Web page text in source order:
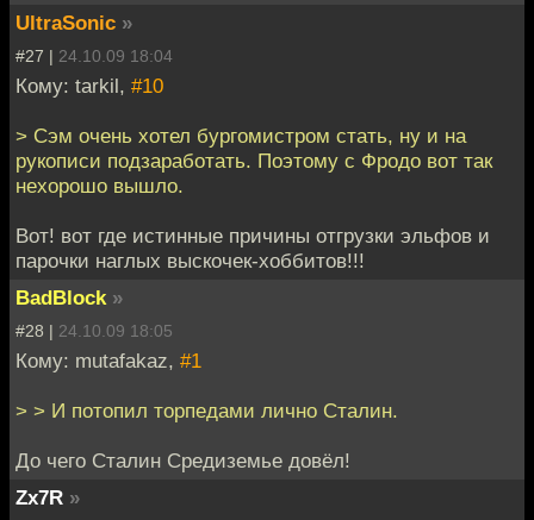
UltraSonic »
#27 | 24.10.09 18:04
Кому: tarkil, #10
> Сэм очень хотел бургомистром стать, ну и на
рукописи подзаработать. Поэтому с Фродо вот так
нехорошо вышло.
Вот! вот где истинные причины отгрузки эльфов и
парочки наглых выскочек-хоббитов!!!
BadBlock »
#28 | 24.10.09 18:05
Кому: mutafakaz, #1
> > И потопил торпедами лично Сталин.
До чего Сталин Средиземье довёл!
Zx7R »